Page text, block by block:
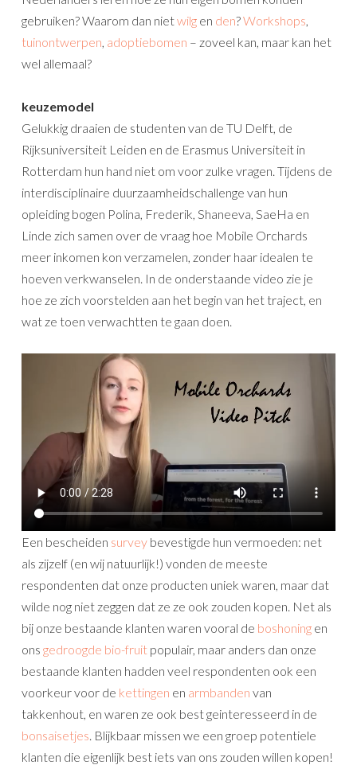
gebruiken? Waarom dan nietwilg en den?Workshops
tuinontwerpen adoptiebomen – zoveel kan, maar kan het
wel allemaal?
keuzemodel
Gelukkig draaien de studenten van de TU Delft, de
Rijksuniversiteit Leiden en de Erasmus Universiteit in
Rotterdam hun hand niet om voor zulke vragen. Tijdens de
interdisciplinaire duurzaamheidschallenge van hun
opleiding bogen Polina, Frederik, Shaneeva, SaeHa en
Linde zich samen over de vraag hoe Mobile Orchards
meer inkomen kon verzamelen, zonder haar idealen te
hoeven verkwanselen. In de onderstaande video zie je
hoe ze zich voorstelden aan het begin van het traject, en
wat ze toen verwachtten te gaan doen.
Een bescheiden survey bevestigde hun vermoeden: net
als zijzelf (en wij natuurlijk!) vonden de meeste
respondenten dat onze producten uniek waren, maar dat
wilde nog niet zeggen dat ze ze ook zouden kopen. Net als
bij onze bestaande klanten waren vooral de boshoning en
ons gedroogde bio-fruit populair, maar anders dan onze
bestaande klanten hadden veel respondenten ook een
voorkeur voor de kettingen en armbanden van
takkenhout, en waren ze ook best geinteresseerd in de
bonsaisetjes . Blijkbaar missen we een groep potentiele
klanten die eigenlijk best iets van ons zouden willen kopen!